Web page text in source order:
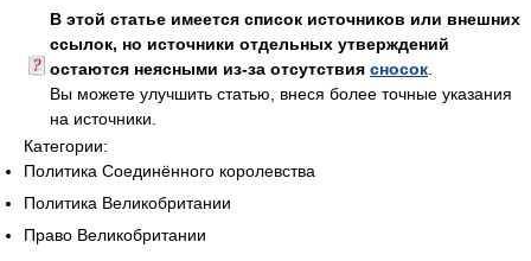
В этой статье имеется список источников или внешних
ссылок, но источники отдельных утверждений
остаются неясными из-за отсутствия сносок
Вы можете улучшить статью, внеся более точные указания
на источники.
Категории:
Политика Соединённого королевства
Политика Великобритании
Право Великобритании